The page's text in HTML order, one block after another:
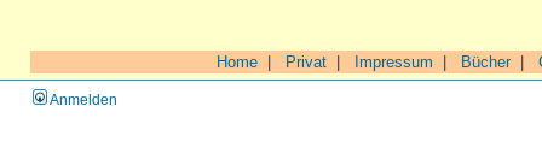
Home Privat Impressum Bücher|
Anmelden